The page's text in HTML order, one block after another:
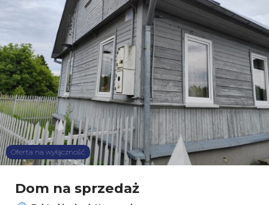
Oferta na wyłączność
Dom na sprzedaż